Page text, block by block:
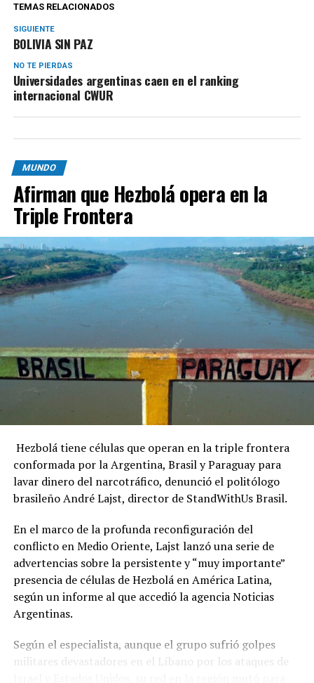
TEMAS RELACIONADOS
SIGUIENTE
BOLIVIA SIN PAZ
NO TE PIERDAS
Universidades argentinas caen en el ranking
internacional CWUR
MUNDO
Afirman que Hezbolá opera en la
Triple Frontera
Hezbolá tiene células que operan en la triple frontera
conformada por la Argentina, Brasil y Paraguay para
lavar dinero del narcotráfico, denunció el politólogo
brasileño André Lajst, director de StandWithUs Brasil.
En el marco de la profunda reconfiguración del
conflicto en Medio Oriente, Lajst lanzó una serie de
advertencias sobre la persistente y “muy importante”
presencia de células de Hezbolá en América Latina,
según un informe al que accedió la agencia Noticias
Argentinas.
Según el especialista, aunque el grupo sufrió golpes
militares devastadores en el Líbano por los ataques de